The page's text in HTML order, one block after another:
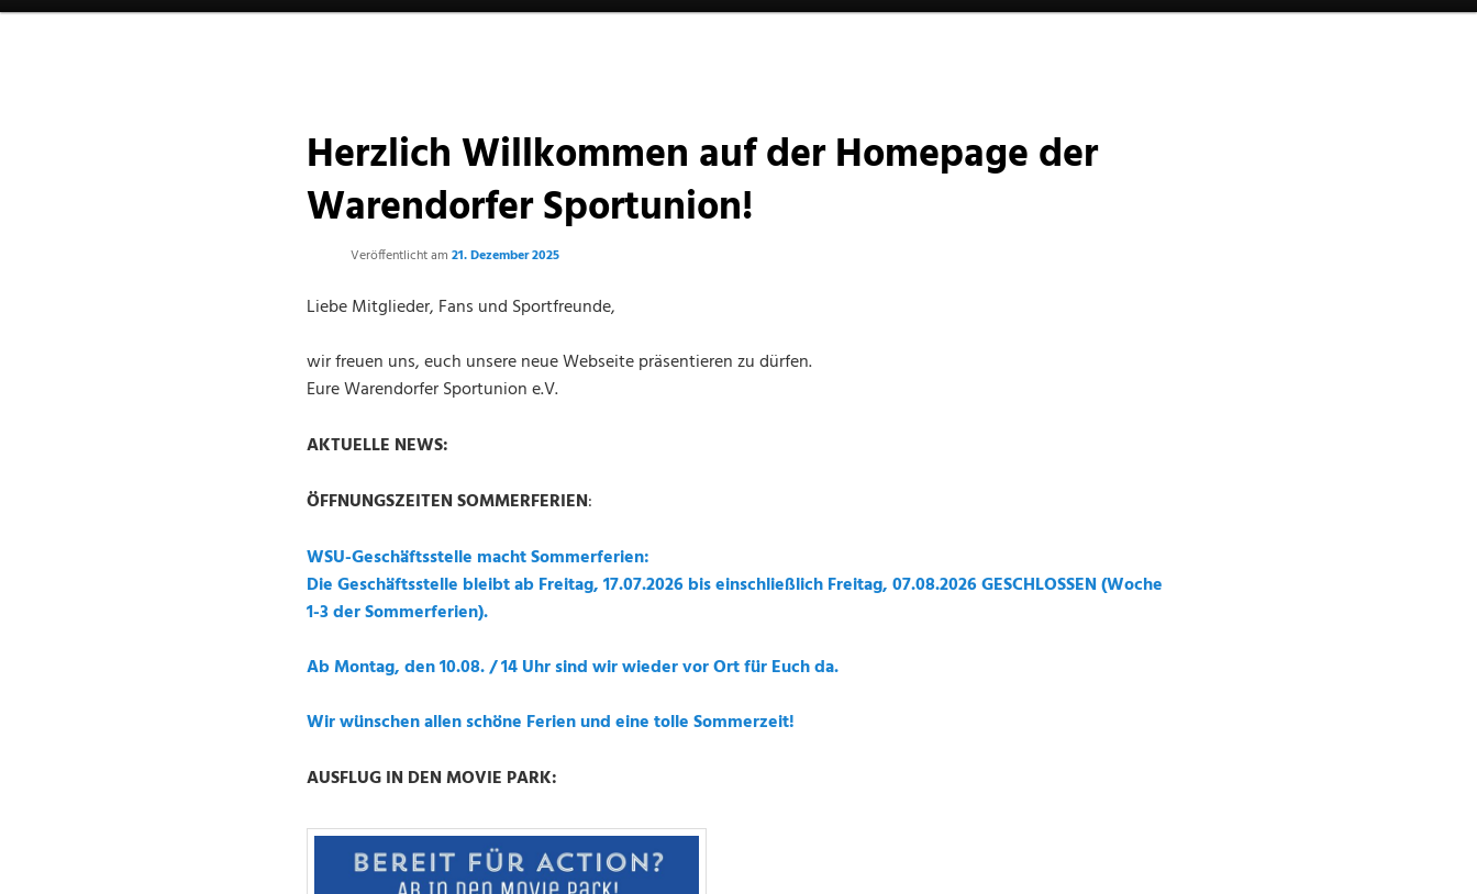
Herzlich Willkommen auf der Homepage der
Warendorfer Sportunion!
Veröffentlicht am 21. Dezember 2025
Liebe Mitglieder, Fans und Sportfreunde,
wir freuen uns, euch unsere neue Webseite präsentieren zu dürfen.
Eure Warendorfer Sportunion e.V.
AKTUELLE NEWS:
ÖFFNUNGSZEITEN SOMMERFERIEN:
WSU-Geschäftsstelle macht Sommerferien:
Die Geschäftsstelle bleibt ab Freitag, 17.07.2026 bis einschließlich Freitag, 07.08.2026 GESCHLOSSEN (Woche
1-3 der Sommerferien).
Ab Montag, den 10.08. / 14 Uhr sind wir wieder vor Ort für Euch da.
Wir wünschen allen schöne Ferien und eine tolle Sommerzeit!
AUSFLUG IN DEN MOVIE PARK: